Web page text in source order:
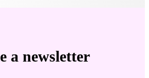
a newsletter